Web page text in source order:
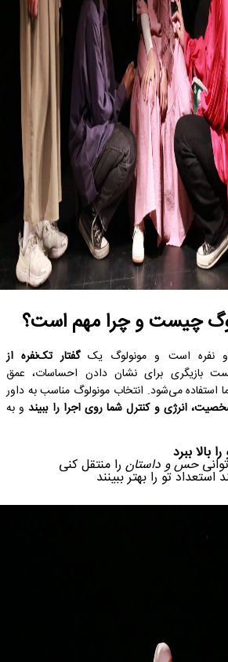
چیست و چرا مهم است؟
نفره است و مونولوگ یکگفتار تک‌نفره از
بازیگری برای نشان دادن احساسات، عمق
استفاده می‌شود. انتخاب مونولوگ مناسب به داور
انرژی و کنترل شما روی اجرا را ببیندو به
بالا ببرد
حس و داستان را منتقل کنی
تو را بهتر ببینند